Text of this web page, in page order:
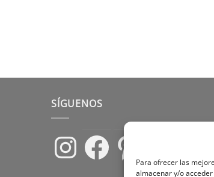
Para ofrecer las
almacenar y/o
SÍGUENOS
InstagramFacebookPinterest